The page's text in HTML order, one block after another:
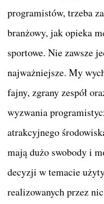
programistów, trzeba
branżowy, jak opieka
sportowe. Nie zawsze
najważniejsze. My
fajny, zgrany zespół
wyzwania
atrakcyjnego
mają dużo swobody i
decyzji w temacie
realizowanych przez